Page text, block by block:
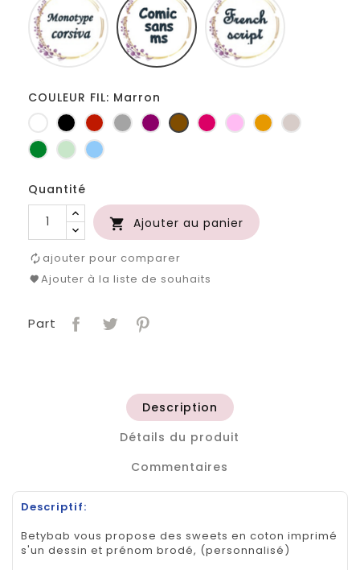
corsiva
sans
ms
COULEUR FIL: Marron
BlancNoir RougeGris
clair
PruneMarronFuchsia
RoseJaune
d'or
Ficelle
Vert
bouteille
Vert
d'eau
Bleu
Quantité
 Ajouter au panier
ajouter pour comparer
Ajouter à la liste de souhaits
Part
Description
Détails du produit
Commentaires
Descriptif:
Betybab vous propose des sweets en coton imprimé
s'un dessin et prénom brodé, (personnalisé)